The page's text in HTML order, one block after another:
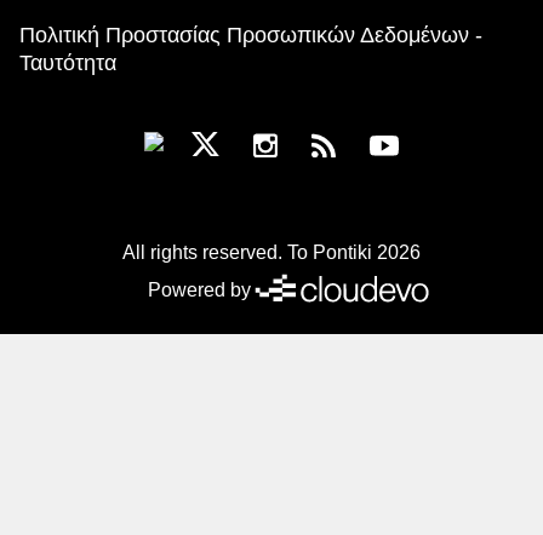
Πολιτική Προστασίας Προσωπικών Δεδομένων -
Ταυτότητα
All rights reserved. To Pontiki 2026
Powered by